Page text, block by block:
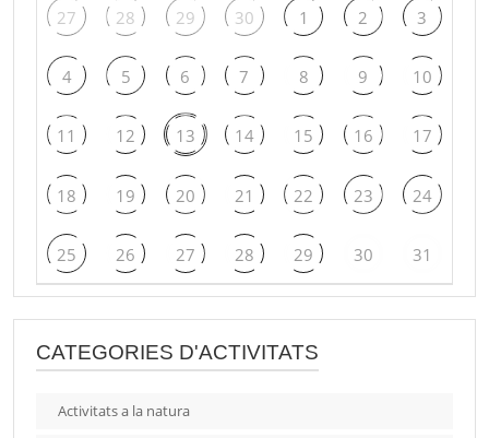
27 28 29 30 1 2 3
4 5 6 7 8 9 10
11 12 13 14 15 16 17
18 19 20 21 22 23 24
25 26 27 28 29 30 31
CATEGORIES D'ACTIVITATS
Activitats a la natura